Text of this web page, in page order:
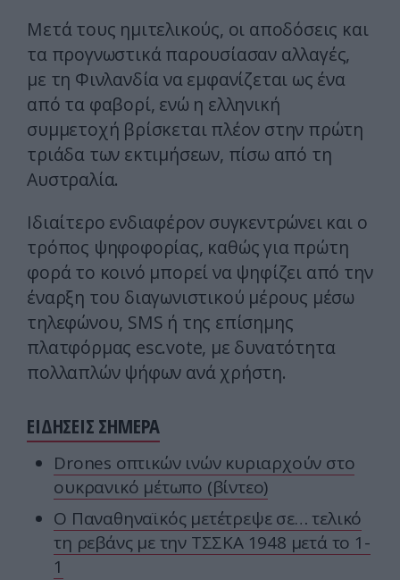
Μετά τους ημιτελικούς, οι αποδόσεις και
τα προγνωστικά παρουσίασαν αλλαγές,
με τη Φινλανδία να εμφανίζεται ως ένα
από τα φαβορί, ενώ η ελληνική
συμμετοχή βρίσκεται πλέον στην πρώτη
τριάδα των εκτιμήσεων, πίσω από τη
Αυστραλία.
Ιδιαίτερο ενδιαφέρον συγκεντρώνει και ο
τρόπος ψηφοφορίας, καθώς για πρώτη
φορά το κοινό μπορεί να ψηφίζει από την
έναρξη του διαγωνιστικού μέρους μέσω
τηλεφώνου, SMS ή της επίσημης
πλατφόρμας esc.vote, με δυνατότητα
πολλαπλών ψήφων ανά χρήστη.
ΕΙΔΗΣΕΙΣ ΣΗΜΕΡΑ
Drones οπτικών ινών κυριαρχούν στο
ουκρανικό μέτωπο (βίντεο)
Ο Παναθηναϊκός μετέτρεψε σε… τελικό
τη ρεβάνς με την ΤΣΣΚΑ 1948 μετά το 1-
1